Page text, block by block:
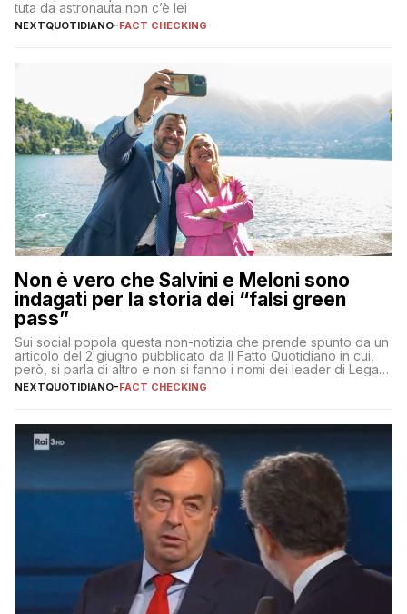
tuta da astronauta non c’è lei
NEXTQUOTIDIANO-FACT CHECKING
Non è vero che Salvini e Meloni sono
indagati per la storia dei “falsi green
pass”
Sui social popola questa non-notizia che prende spunto da un
articolo del 2 giugno pubblicato da Il Fatto Quotidiano in cui,
però, si parla di altro e non si fanno i nomi dei leader di Lega e
Fratelli d’Italia
NEXTQUOTIDIANO-FACT CHECKING